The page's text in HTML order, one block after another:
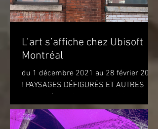
L’art s’affiche chez Ubisoft
Montréal
du 1 décembre 2021 au 28 février 2022
! PAYSAGES DÉFIGURÉS ET AUTRES
AND OTHER OBJECTS) de l'artiste...